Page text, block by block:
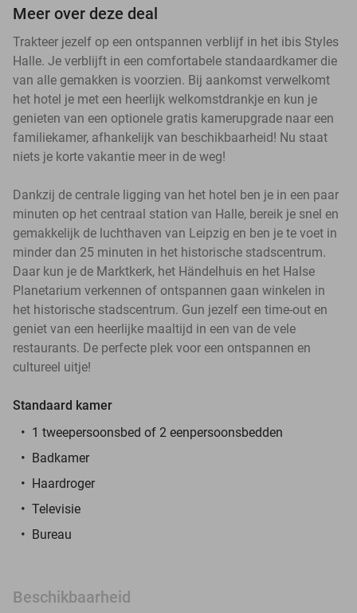
Meer over deze deal
Trakteer jezelf op een ontspannen verblijf in het ibis Styles
Halle. Je verblijft in een comfortabele standaardkamer die
van alle gemakken is voorzien. Bij aankomst verwelkomt
het hotel je met een heerlijk welkomstdrankje en kun je
genieten van een optionele gratis kamerupgrade naar een
familiekamer, afhankelijk van beschikbaarheid! Nu staat
niets je korte vakantie meer in de weg!
Dankzij de centrale ligging van het hotel ben je in een paar
minuten op het centraal station van Halle, bereik je snel en
gemakkelijk de luchthaven van Leipzig en ben je te voet in
minder dan 25 minuten in het historische stadscentrum.
Daar kun je de Marktkerk, het Händelhuis en het Halse
Planetarium verkennen of ontspannen gaan winkelen in
het historische stadscentrum. Gun jezelf een time-out en
geniet van een heerlijke maaltijd in een van de vele
restaurants. De perfecte plek voor een ontspannen en
cultureel uitje!
Standaard kamer
1 tweepersoonsbed of 2 eenpersoonsbedden
Badkamer
Haardroger
Televisie
Bureau
Beschikbaarheid